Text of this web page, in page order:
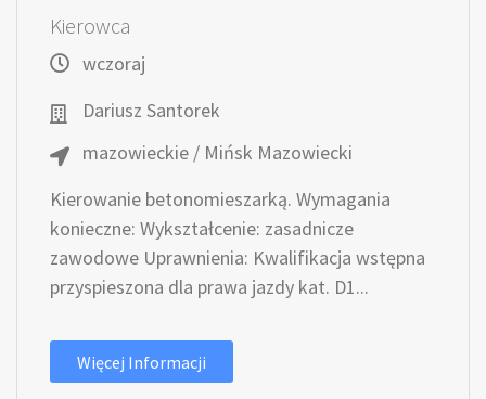
Kierowca
wczoraj
Dariusz Santorek
mazowieckie / Mińsk Mazowiecki
Kierowanie betonomieszarką. Wymagania
konieczne: Wykształcenie: zasadnicze
zawodowe Uprawnienia: Kwalifikacja wstępna
przyspieszona dla prawa jazdy kat. D1...
Więcej Informacji